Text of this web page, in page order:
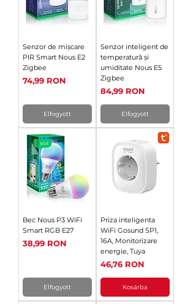
Senzor de mișcare
PIR Smart Nous E2
Zigbee
Ár
74,99 RON
Elfogyott
Senzor inteligent de
temperatură și
umiditate Nous E5
Zigbee
Ár
84,99 RON
Elfogyott
Bec Nous P3 WiFi
Smart RGB E27
Ár
38,99 RON
Elfogyott
Priza inteligenta
WiFi Gosund SP1,
16A, Monitorizare
energie, Tuya
Ár
46,76 RON
Kosárba